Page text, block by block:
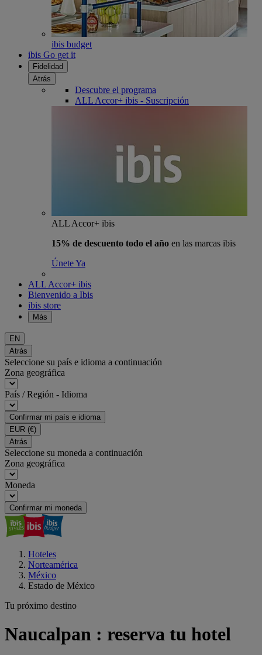
ibis budget
ibis Go get it
Fidelidad
Atrás
Descubre el programa
ALL Accor+ ibis - Suscripción
ALL Accor+ ibis
15% de descuento todo el año en las marcas ibis
Únete Ya
ALL Accor+ ibis
Bienvenido a Ibis
ibis store
Más
EN
Atrás
Seleccione su país e idioma a continuación
Zona geográfica
País / Región - Idioma
Confirmar mi país e idioma
EUR (€)
Atrás
Seleccione su moneda a continuación
Zona geográfica
Moneda
Confirmar mi moneda
Hoteles
Norteamérica
México
Estado de México
Tu próximo destino
Naucalpan : reserva tu hotel